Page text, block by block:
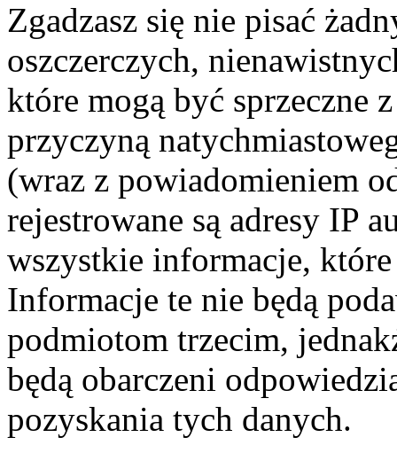
Zgadzasz się nie pisać
oszczerczych,
które mogą być sprzeczne
przyczyną
(wraz z powiadomieniem
rejestrowane są adresy IP
wszystkie informacje,
Informacje te nie będą
podmiotom trzecim,
będą obarczeni
pozyskania tych danych.